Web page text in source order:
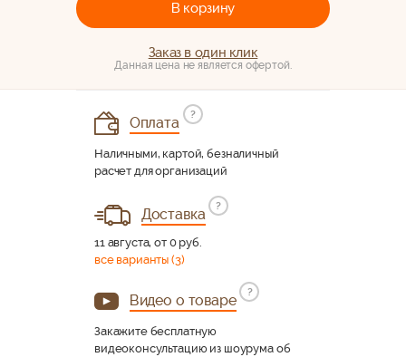
В корзину
Заказ в один клик
Данная цена не является офертой.
Оплата
?
Наличными, картой, безналичный
расчет для организаций
Доставка
?
11 августа, от 0 руб.
все варианты (3)
Видео о товаре
?
Закажите бесплатную
видеоконсультацию из шоурума об